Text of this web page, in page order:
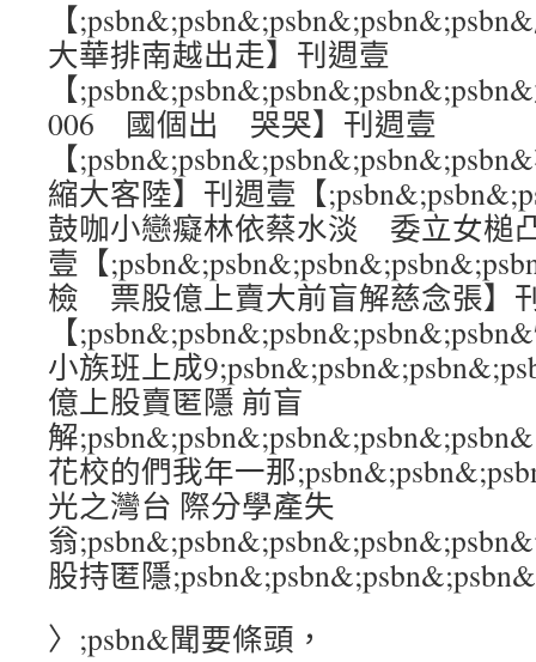
【
大華排南越出走】刊週壹
【
006 國個出 哭哭】刊週壹
【
縮大客陸】刊週壹【
鼓咖小戀癡林依蔡水淡 委立女槌
壹【
檢 票股億上賣大前盲解慈念張】
【
小族班上成
億上股賣匿隱 前盲
解
花校的們我年一那
光之灣台 際分學產失
翁
股持匿隱
〉;psbn&聞要條頭，